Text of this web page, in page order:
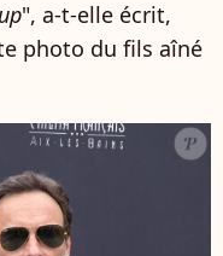
", a-t-elle écrit,
photo du fils aîné